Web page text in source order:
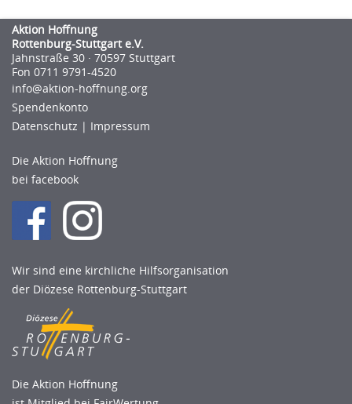
Aktion Hoffnung
Rottenburg-Stuttgart e.V.
Jahnstraße 30 · 70597 Stuttgart
Fon 0711 9791-4520
info@aktion-hoﬀnung.org
Spendenkonto
Datenschutz | Impressum
Die Aktion Hoffnung
bei facebook
Wir sind eine kirchliche Hilfsorganisation
der Diözese Rottenburg-Stuttgart
Die Aktion Hoffnung